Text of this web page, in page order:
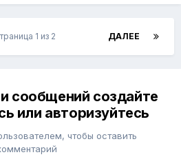
ДАЛЕЕ
1 из 2
сообщений создайте
или авторизуйтесь
чтобы оставить